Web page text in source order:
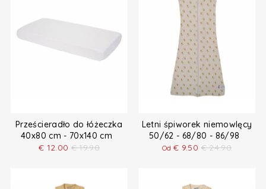
Prześcieradło do łóżeczka
40x80 cm - 70x140 cm
€ 12.00 € 19.90
Letni śpiworek niemowlęcy
50/62 - 68/80 - 86/98
Od€ 9.50 € 24.90